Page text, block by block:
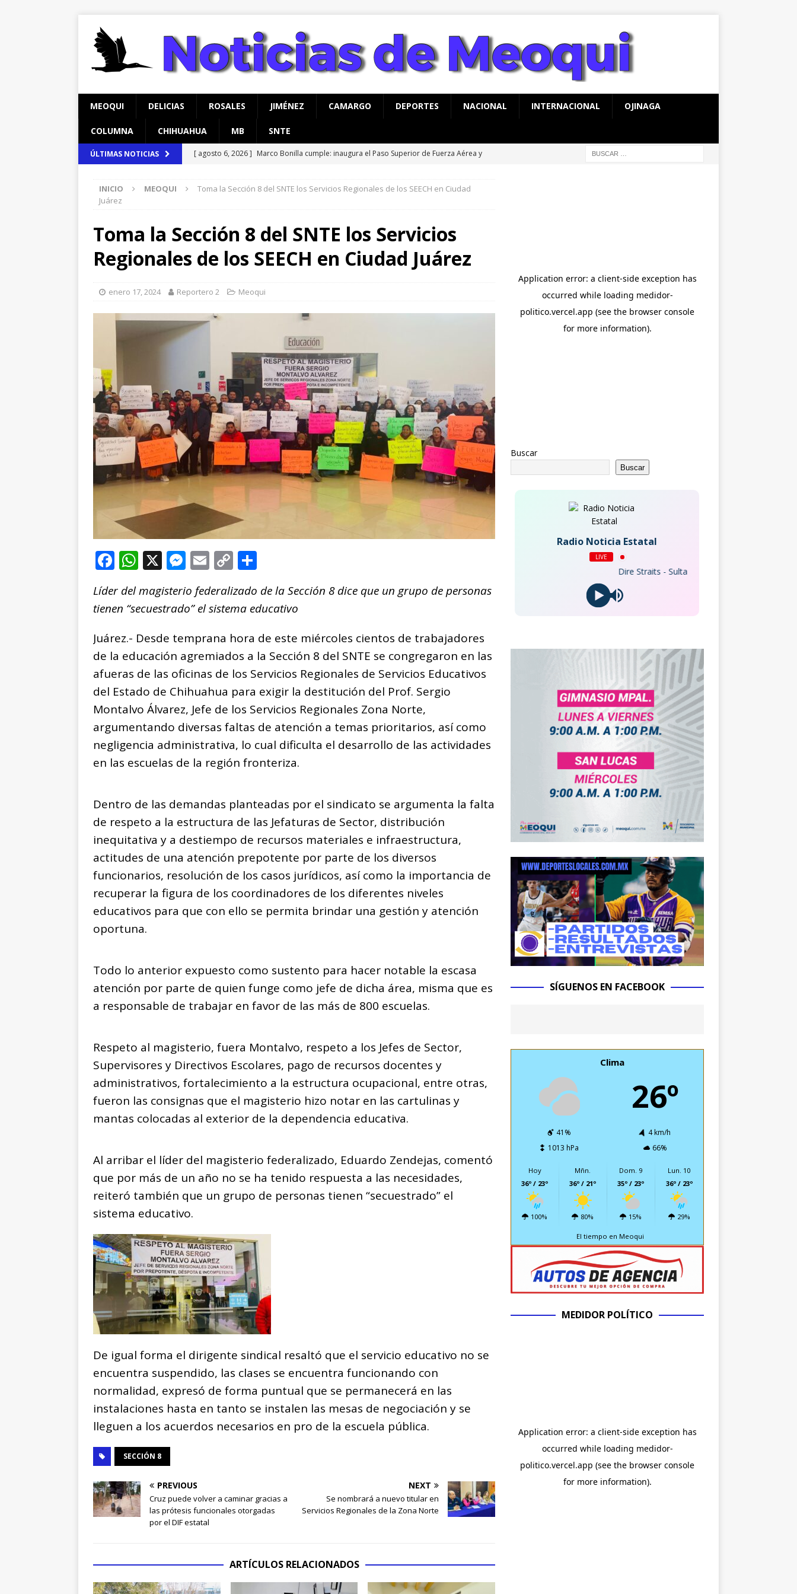
MEOQUI DELICIAS ROSALES JIMÉNEZ CAMARGO DEPORTES NACIONAL INTERNACIONAL OJINAGA
COLUMNA CHIHUAHUA MB SNTE
ÚLTIMAS NOTICIAS [ agosto 6, 2026 ] Marco Bonilla cumple: inaugura el Paso Superior de Fuerza Aérea y
[ agosto 6, 2026 ] *La advertencia de Maru *Más poder al poder *Barredoras… y
[ agosto 7, 2026 ]
Invita Gobierno de Meoqui a taller gratuito de estimulación
temprana para mamás con bebés
MEOQUI
Más de mil 100 vales de uniformes y zapatos escolares entregados
en Lázaro Cárdenas
[ agosto 6, 2026 ] Marco Bonilla inaugura el Paso Superior de Fuerza Aérea y carretera
Aldama
INICIO MEOQUI
Toma la Sección 8 del SNTE los Servicios Regionales de los SEECH en Ciudad
Juárez
Toma la Sección 8 del SNTE los Servicios
Regionales de los SEECH en Ciudad Juárez
enero 17, 2024 Reportero 2 Meoqui
F
c
e
b
o
o
k
W
at
s
A
p
p
X M
ss
e
n
g
e
r
E
ai
l
C
p
y
Li
n
k
m
p
ar
ti
r
Líder del magisterio federalizado de la Sección 8 dice que un grupo de personas
tienen “secuestrado” el sistema educativo
Juárez.- Desde temprana hora de este miércoles cientos de trabajadores
de la educación agremiados a la Sección 8 del SNTE se congregaron en las
afueras de las oficinas de los Servicios Regionales de Servicios Educativos
del Estado de Chihuahua para exigir la destitución del Prof. Sergio
Montalvo Álvarez, Jefe de los Servicios Regionales Zona Norte,
argumentando diversas faltas de atención a temas prioritarios, así como
negligencia administrativa, lo cual dificulta el desarrollo de las actividades
en las escuelas de la región fronteriza.
Dentro de las demandas planteadas por el sindicato se argumenta la falta
de respeto a la estructura de las Jefaturas de Sector, distribución
inequitativa y a destiempo de recursos materiales e infraestructura,
actitudes de una atención prepotente por parte de los diversos
funcionarios, resolución de los casos jurídicos, así como la importancia de
recuperar la figura de los coordinadores de los diferentes niveles
educativos para que con ello se permita brindar una gestión y atención
oportuna.
Todo lo anterior expuesto como sustento para hacer notable la escasa
atención por parte de quien funge como jefe de dicha área, misma que es
a responsable de trabajar en favor de las más de 800 escuelas.
Respeto al magisterio, fuera Montalvo, respeto a los Jefes de Sector,
Supervisores y Directivos Escolares, pago de recursos docentes y
administrativos, fortalecimiento a la estructura ocupacional, entre otras,
fueron las consignas que el magisterio hizo notar en las cartulinas y
mantas colocadas al exterior de la dependencia educativa.
Al arribar el líder del magisterio federalizado, Eduardo Zendejas, comentó
que por más de un año no se ha tenido respuesta a las necesidades,
reiteró también que un grupo de personas tienen “secuestrado” el
sistema educativo.
De igual forma el dirigente sindical resaltó que el servicio educativo no se
encuentra suspendido, las clases se encuentra funcionando con
normalidad, expresó de forma puntual que se permanecerá en las
instalaciones hasta en tanto se instalen las mesas de negociación y se
lleguen a los acuerdos necesarios en pro de la escuela pública.
SECCIÓN 8
PREVIOUS
Cruz puede volver a caminar gracias a
las prótesis funcionales otorgadas
por el DIF estatal
NEXT
Se nombrará a nuevo titular en
Servicios Regionales de la Zona Norte
ARTÍCULOS RELACIONADOS
Buscar
Buscar
Radio Noticia Estatal
LIVE
Dire Straits - Sultans Of Swing
SÍGUENOS EN FACEBOOK
Clima
26º
41%
4 km/h
1013 hPa
66%
Hoy
36º / 23º
100%
Mñn.
36º / 21º
80%
Dom. 9
35º / 23º
15%
Lun. 10
36º / 23º
29%
El tiempo en Meoqui
MEDIDOR POLÍTICO